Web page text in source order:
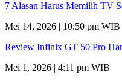
7 Alasan Harus Memilih TV
Mei 14, 2026 | 10:50 pm WIB
Review Infinix GT 50 Pro
Mei 1, 2026 | 4:11 pm WIB